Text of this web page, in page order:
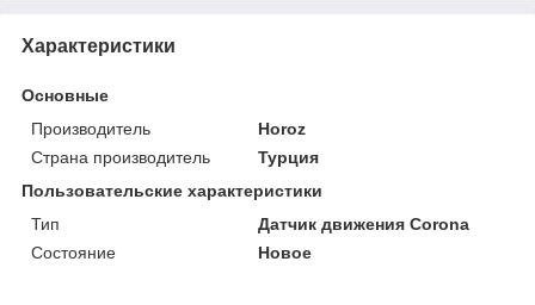
Характеристики
Основные
Производитель
Horoz
Страна производитель
Турция
Пользовательские характеристики
Тип
Датчик движения Corona
Состояние
Новое